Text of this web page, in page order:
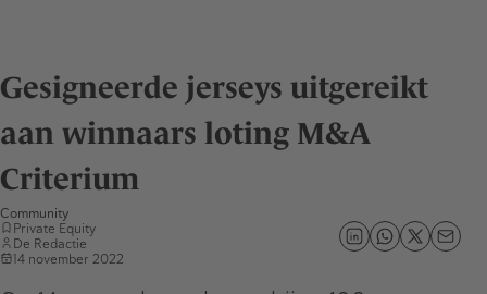
Gesigneerde jerseys uitgereikt
aan winnaars loting M&A
Criterium
Community
Private Equity
De Redactie
14 november 2022